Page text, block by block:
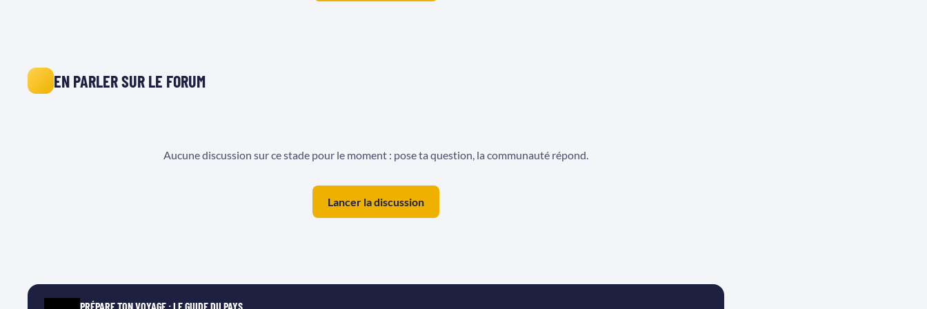
EN PARLER SUR LE FORUM
Aucune discussion sur ce stade pour le moment : pose ta question, la communauté répond.
Lancer la discussion
PRÉPARE TON VOYAGE : LE GUIDE DU PAYS